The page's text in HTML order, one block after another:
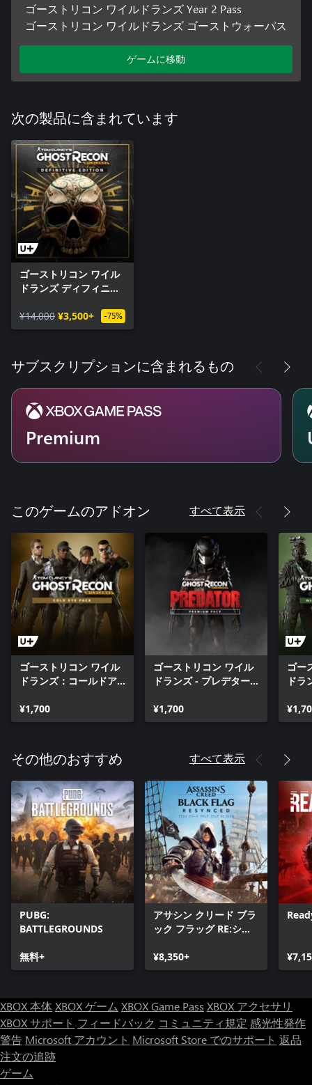
ゴーストリコン ワイルドランズ Year 2 Pass
ゴーストリコン ワイルドランズ ゴーストウォーパス
ゲームに移動
次の製品に含まれています
ゴーストリコン ワイル
ドランズ ディフィニテ
¥14,000 ¥3,500+ -75%
サブスクリプションに含まれるもの
Premium
このゲームのアドオン すべて表示
ゴーストリコン ワイル
ドランズ：コールドア
¥1,700
ゴーストリコン ワイル
ドランズ - プレデター
¥1,700
ゴー
ドラ
ク
その他のおすすめ すべて表示
PUBG:
BATTLEGROUNDS
無料+
アサシン クリード ブラ
ック フラッグ RE:シン
¥8,350+
XBOX 本体XBOX ゲーム XBOX Game Pass XBOX アクセサリ
XBOX サポート フィードバック コミュニティ規定 感光性発作
警告 Microsoft アカウント Microsoft Store でのサポート 返品
注文の追跡
ゲーム